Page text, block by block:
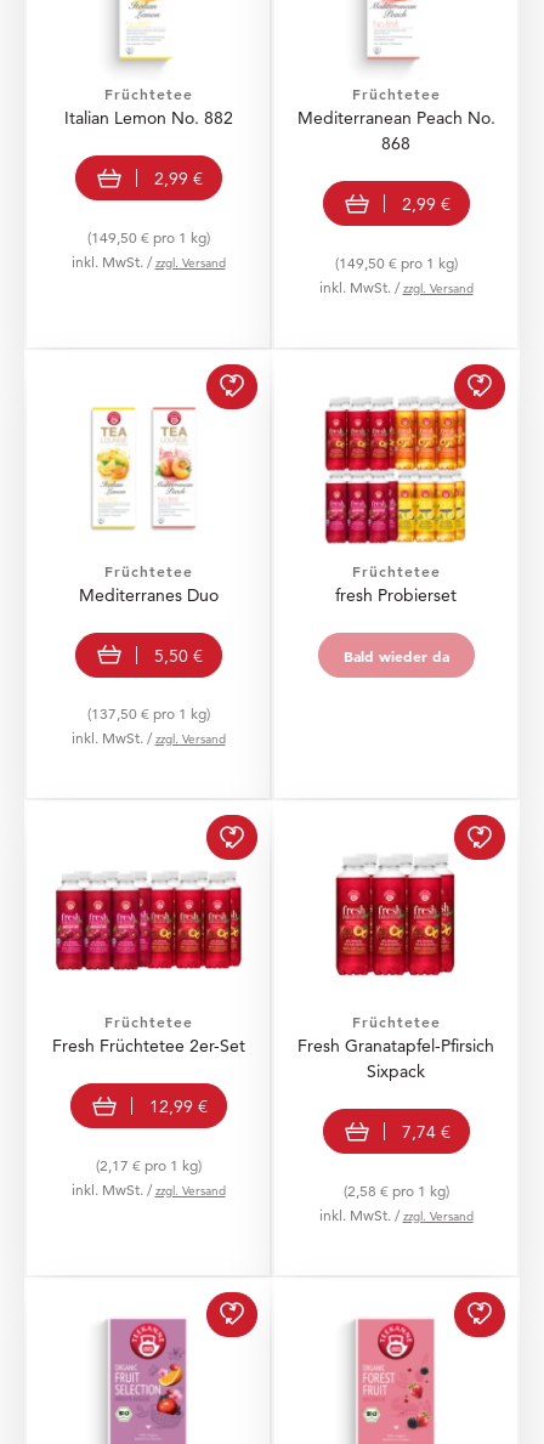
Früchtetee
Italian Lemon No. 882
In den Warenkorb
2,99 €
(149,50 € pro 1 kg)
inkl. MwSt. /zzgl. Versand
Früchtetee
Mediterranean Peach No.
868
In den Warenkorb
2,99 €
(149,50 € pro 1 kg)
inkl. MwSt. /zzgl. Versand
Mediterranes Duo zur
Früchtetee
Mediterranes Duo
In den Warenkorb
5,50 €
(137,50 € pro 1 kg)
inkl. MwSt. /zzgl. Versand
fresh
Früchtetee
fresh Probierset
Bald wieder da
Bald wieder da
Fresh Früchtetee 2er-
Früchtetee
Fresh Früchtetee 2er-Set
In den Warenkorb
12,99 €
(2,17 € pro 1 kg)
inkl. MwSt. /zzgl. Versand
Fresh
Früchtetee
Fresh Granatapfel-Pfirsich
Sixpack
In den Warenkorb
7,74 €
(2,58 € pro 1 kg)
inkl. MwSt. /zzgl. Versand
Organic Fruit Selection